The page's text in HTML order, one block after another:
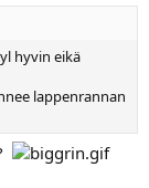
hyvin eikä
lappenrannan